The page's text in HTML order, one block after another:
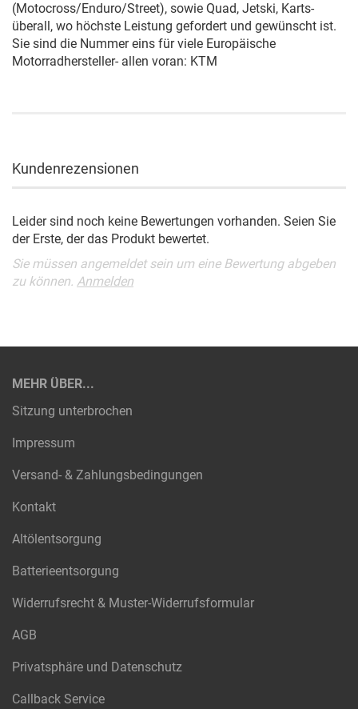
(Motocross/Enduro/Street), sowie Quad, Jetski, Karts-
überall, wo höchste Leistung gefordert und gewünscht ist.
Sie sind die Nummer eins für viele Europäische
Motorradhersteller- allen voran: KTM
Kundenrezensionen
Leider sind noch keine Bewertungen vorhanden. Seien Sie
der Erste, der das Produkt bewertet.
Sie müssen angemeldet sein um eine Bewertung abgeben
zu können. Anmelden
MEHR ÜBER...
Sitzung unterbrochen
Impressum
Versand- & Zahlungsbedingungen
Kontakt
Altölentsorgung
Batterieentsorgung
Widerrufsrecht & Muster-Widerrufsformular
AGB
Privatsphäre und Datenschutz
Callback Service